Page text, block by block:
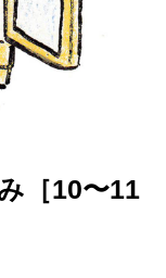
［10〜11